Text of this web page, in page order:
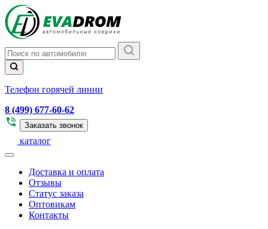
Телефон горячей линии
8 (499) 677-60-62
Заказать звонок
каталог
Доставка и оплата
Отзывы
Статус заказа
Оптовикам
Контакты